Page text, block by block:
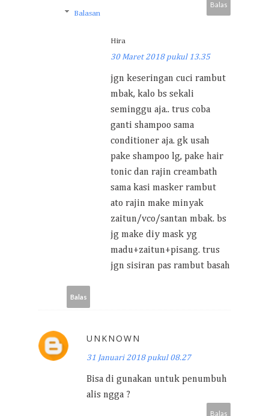
Balas
Balasan
Hira
30 Maret 2018 pukul 13.35
jgn keseringan cuci rambut
mbak, kalo bs sekali
seminggu aja.. trus coba
ganti shampoo sama
conditioner aja. gk usah
pake shampoo lg, pake hair
tonic dan rajin creambath
sama kasi masker rambut
ato rajin make minyak
zaitun/vco/santan mbak. bs
jg make diy mask yg
madu+zaitun+pisang. trus
jgn sisiran pas rambut basah
Balas
UNKNOWN
31 Januari 2018 pukul 08.27
Bisa di gunakan untuk penumbuh
alis ngga ?
Balas